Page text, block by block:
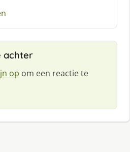
achter
op om een reactie te